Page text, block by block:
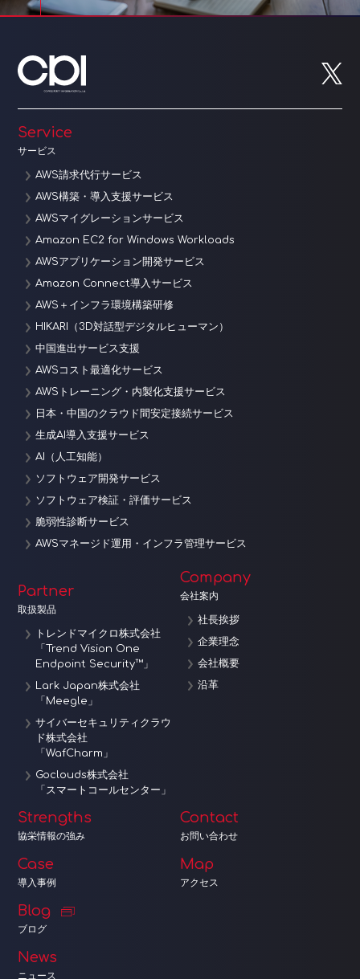
Service
サービス
AWS請求代行サービス
AWS構築・導入支援サービス
AWSマイグレーションサービス
Amazon EC2 for Windows Workloads
AWSアプリケーション開発サービス
Amazon Connect導入サービス
AWS＋インフラ環境構築研修
HIKARI（3D対話型デジタルヒューマン）
中国進出サービス支援
AWSコスト最適化サービス
AWSトレーニング・内製化支援サービス
日本・中国のクラウド間安定接続サービス
生成AI導入支援サービス
AI（人工知能）
ソフトウェア開発サービス
ソフトウェア検証・評価サービス
脆弱性診断サービス
AWSマネージド運用・インフラ管理サービス
Partner
取扱製品
トレンドマイクロ株式会社
「Trend Vision One
Endpoint Security™」
Lark Japan株式会社
「Meegle」
サイバーセキュリティクラウ
ド株式会社
「WafCharm」
Goclouds株式会社
「スマートコールセンター」
Company
会社案内
社長挨拶
企業理念
会社概要
沿革
Strengths
協栄情報の強み
Case
導入事例
Blog
ブログ
News
ニュース
Contact
お問い合わせ
Map
アクセス